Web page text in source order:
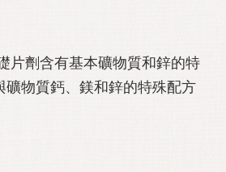
片劑含有基本礦物質和鋅的特
礦物質鈣、鎂和鋅的特殊配方